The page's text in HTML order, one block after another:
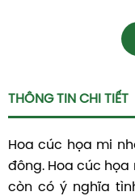
THÔNG TIN CHI TIẾT
Hoa cúc họa mi
đông. Hoa cúc họa
còn có ý nghĩa